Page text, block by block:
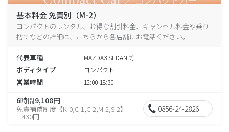
基本料金 免責別（M-2）
コンパクトのレンタル、お得な割引料金、キャンセル料金や乗り
捨てなどの詳細は、こちらから各店舗にお電話ください。
代表車種 MAZDA3 SEDAN 等
ボディタイプ コンパクト
営業時間 12:00-18:30
6時間9,108円
免責補償制度【K-0,C-1,C-2,M-2,S-2】
1,430円
0856-24-2826